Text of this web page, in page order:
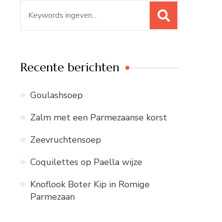
naar:
Recente berichten
Goulashsoep
Zalm met een Parmezaanse korst
Zeevruchtensoep
Coquilettes op Paella wijze
Knoflook Boter Kip in Romige
Parmezaan